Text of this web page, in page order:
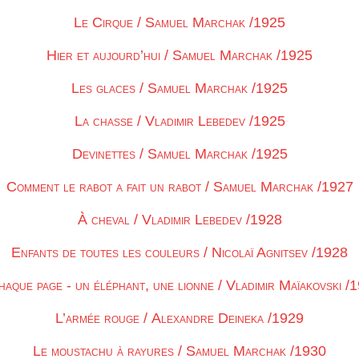
Le Cirque / Samuel Marchak /1925
Hier et aujourd’hui / Samuel Marchak /1925
Les glaces / Samuel Marchak /1925
La chasse / Vladimir Lebedev /1925
Devinettes / Samuel Marchak /1925
Comment le rabot a fait un rabot / Samuel Marchak /1927
À cheval / Vladimir Lebedev /1928
Enfants de toutes les couleurs / Nicolaï Agnitsev /1928
page - un éléphant, une lionne / Vladimir Maïakovski /
L’armée rouge / Alexandre Deineka /1929
Le moustachu à rayures / Samuel Marchak /1930